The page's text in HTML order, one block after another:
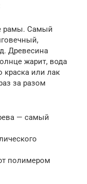
рамы. Самый
Древесина
жарит, вода
краска или лак
за разом
— самый
полимером